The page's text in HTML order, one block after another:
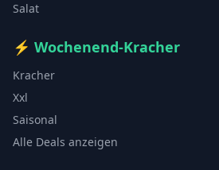
Salat
⚡ Wochenend-Kracher
Kracher
Xxl
Saisonal
Alle Deals anzeigen